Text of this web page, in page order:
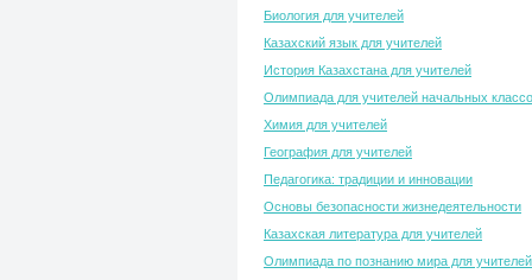
Биология для учителей
Казахский язык для учителей
История Казахстана для учителей
Олимпиада для учителей начальных
Химия для учителей
География для учителей
Педагогика: традиции и инновации
Основы безопасности жизнедеятельности
Казахская литература для учителей
Олимпиада по познанию мира для учителей